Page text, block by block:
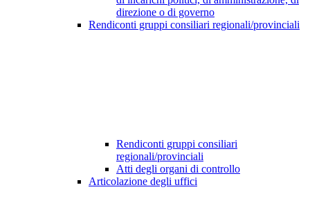
direzione o di governo
Rendiconti gruppi consiliari regionali/provinciali
Rendiconti gruppi consiliari
regionali/provinciali
Atti degli organi di controllo
Articolazione degli uffici